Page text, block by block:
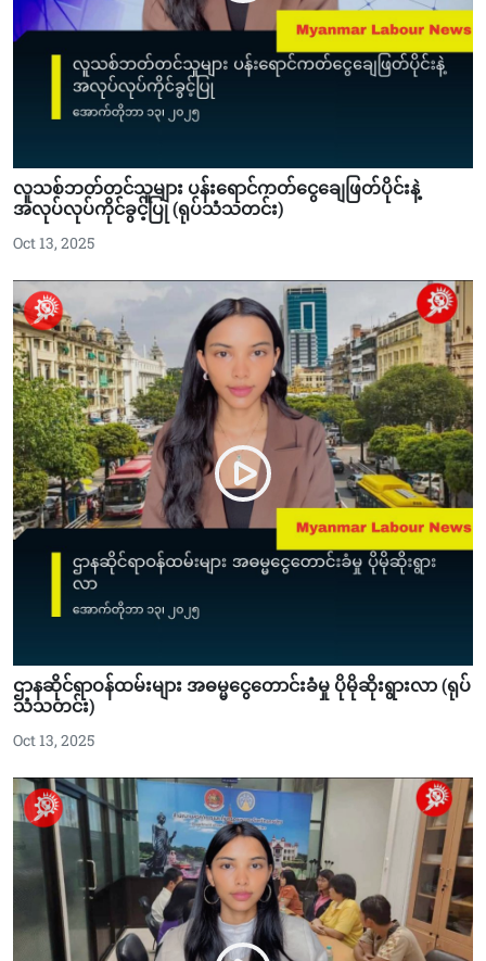
လူသစ်ဘတ်တင်သူများ ပန်းရောင်ကတ်ငွေချေဖြတ်ပိုင်းနဲ့
အလုပ်လုပ်ကိုင်ခွင့်ပြု (ရုပ်သံသတင်း)
Oct 13, 2025
ဌာနဆိုင်ရာဝန်ထမ်းများ အဓမ္မငွေတောင်းခံမှု ပိုမိုဆိုးရွားလာ (ရုပ်
သံသတင်း)
Oct 13, 2025